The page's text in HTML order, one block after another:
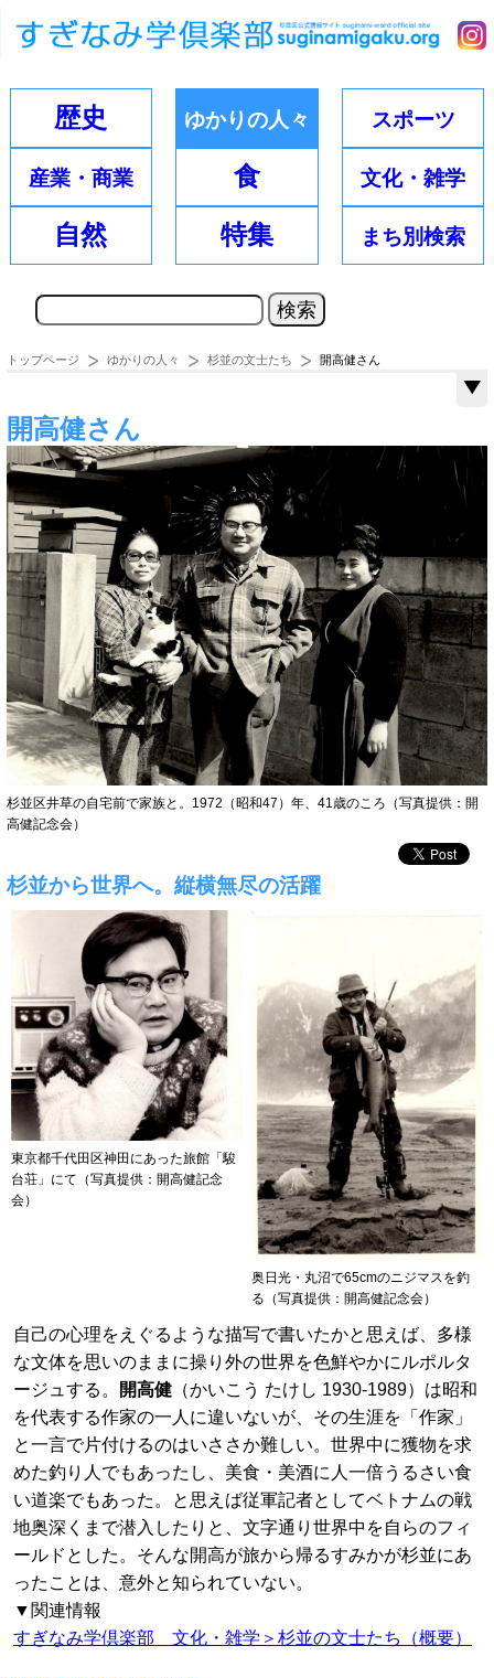
歴史 ゆかりの人々 スポーツ
産業・ 商業 食 文化・雑学
自然 特集 まち別検索
トップページ ゆかりの人々 杉並の文士たち 開高健さん
開高健さん
杉並区井草の自宅前で家族と。1972（昭和47）年、41歳のころ（写真提供：開
高健記念会）
杉並から世界へ。縦横無尽の活躍
自己の心理をえぐるような描写で書いたかと思えば、多様
な文体を思いのままに操り外の世界を色鮮やかにルポルタ
ージュする。
開高健 （かいこう たけし 1930-1989）は昭和
を代表する作家の一人に違いないが、その生涯を「作家」
と一言で片付けるのはいささか難しい。世界中に獲物を求
めた釣り人でもあったし、美食・美酒に人一倍うるさい食
い道楽でもあった。と思えば従軍記者としてベトナムの戦
地奥深くまで潜入したりと、文字通り世界中を自らのフィ
ールドとした。そんな開高が旅から帰るすみかが杉並にあ
ったことは、意外と知られていない。
▼関連情報
すぎなみ学倶楽部 文化・雑学＞杉並の文士たち（概要）
東京都千代田区神田にあった旅館「駿
台荘」にて（写真提供：開高健記念
会）
奥日光・丸沼で65cmのニジマスを釣
る（写真提供：開高健記念会）